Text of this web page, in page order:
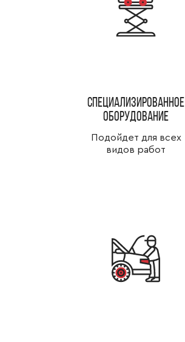
специализированное
оборудование
Подойдет для всех
видов работ